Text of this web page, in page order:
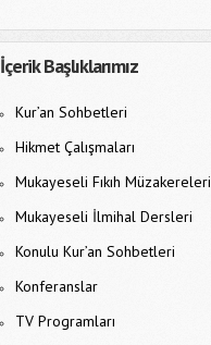
İçerik Başlıklarımız
Kur’an Sohbetleri
Hikmet Çalışmaları
Mukayeseli Fıkıh Müzakereleri
Mukayeseli İlmihal Dersleri
Konulu Kur’an Sohbetleri
Konferanslar
TV Programları